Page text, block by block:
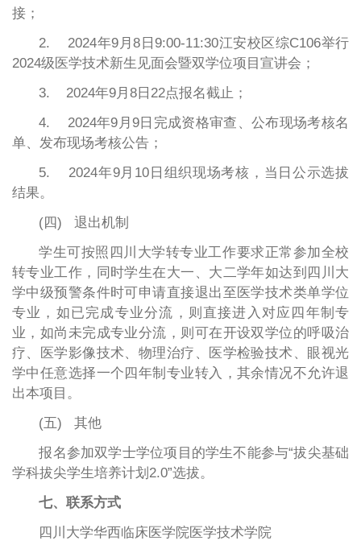
接；
2. 2024年9月8日9:00-11:30江安校区综C106举行
2024级医学技术新生见面会暨双学位项目宣讲会；
3. 2024年9月8日22点报名截止；
4. 2024年9月9日完成资格审查、公布现场考核名
单、发布现场考核公告；
5. 2024年9月10日组织现场考核，当日公示选拔
结果。
(四) 退出机制
学生可按照四川大学转专业工作要求正常参加全校
转专业工作，同时学生在大一、大二学年如达到四川大
学中级预警条件时可申请直接退出至医学技术类单学位
专业，如已完成专业分流，则直接进入对应四年制专
业，如尚未完成专业分流，则可在开设双学位的呼吸治
疗、医学影像技术、物理治疗、医学检验技术、眼视光
学中任意选择一个四年制专业转入，其余情况不允许退
出本项目。
(五) 其他
报名参加双学士学位项目的学生不能参与“拔尖基础
学科拔尖学生培养计划2.0”选拔。
七、联系方式
四川大学华西临床医学院医学技术学院